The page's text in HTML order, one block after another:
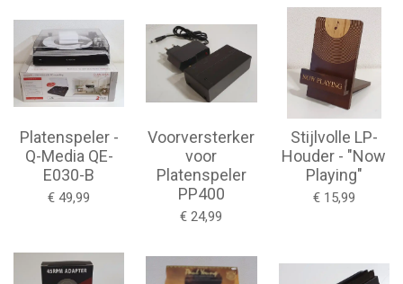
Platenspeler -
Q-Media QE-
E030-B
€ 49,99
Voorversterker
voor
Platenspeler
PP400
€ 24,99
Stijlvolle LP-
Houder - "Now
Playing"
€ 15,99